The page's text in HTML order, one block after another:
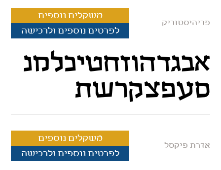
פריהיסטוריק
משקלים נוספים
לפרטים נוספים ולרכישה
אבגדהוזחטיכלמנ
סעפצקרשת
אדרת פיקסל
משקלים נוספים
לפרטים נוספים ולרכישה